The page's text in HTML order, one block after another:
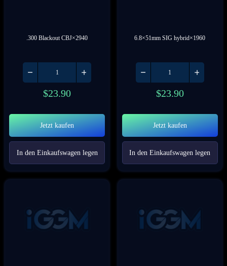
.300 Blackout CBJ×2940
$23.90
Jetzt kaufen
In den Einkaufswagen legen
6.8×51mm SIG hybrid×1960
$23.90
Jetzt kaufen
In den Einkaufswagen legen